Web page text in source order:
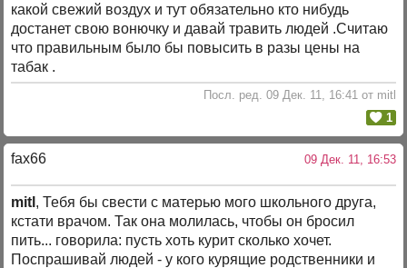
какой свежий воздух и тут обязательно кто нибудь
достанет свою вонючку и давай травить людей .Считаю
что правильным было бы повысить в разы цены на
табак .
Посл. ред. 09 Дек. 11, 16:41 от mitl
1
fax66 09 Дек. 11, 16:53
mitl , Тебя бы свести с матерью мого школьного друга,
кстати врачом. Так она молилась, чтобы он бросил
пить... говорила: пусть хоть курит сколько хочет.
Поспрашивай людей - у кого курящие родственники и